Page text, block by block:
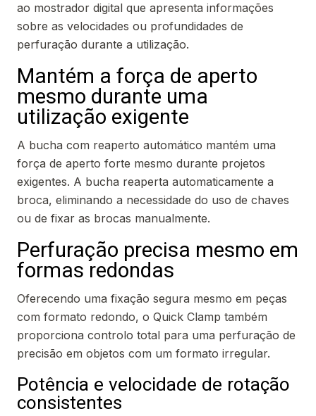
ao mostrador digital que apresenta informações
sobre as velocidades ou profundidades de
perfuração durante a utilização.
Mantém a força de aperto
mesmo durante uma
utilização exigente
A bucha com reaperto automático mantém uma
força de aperto forte mesmo durante projetos
exigentes. A bucha reaperta automaticamente a
broca, eliminando a necessidade do uso de chaves
ou de fixar as brocas manualmente.
Perfuração precisa mesmo em
formas redondas
Oferecendo uma fixação segura mesmo em peças
com formato redondo, o Quick Clamp também
proporciona controlo total para uma perfuração de
precisão em objetos com um formato irregular.
Potência e velocidade de rotação
consistentes